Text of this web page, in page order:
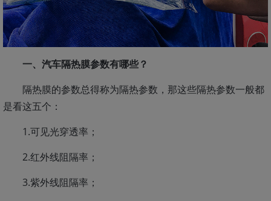
一、汽车隔热膜参数有哪些？
隔热膜的参数总得称为隔热参数，那这些隔热参数一般都
是看这五个：
1.可见光穿透率；
2.红外线阻隔率；
3.紫外线阻隔率；